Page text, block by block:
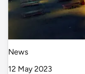
News
12 May 2023